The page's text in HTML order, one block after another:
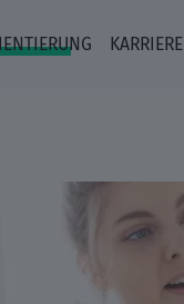
KARRIERE